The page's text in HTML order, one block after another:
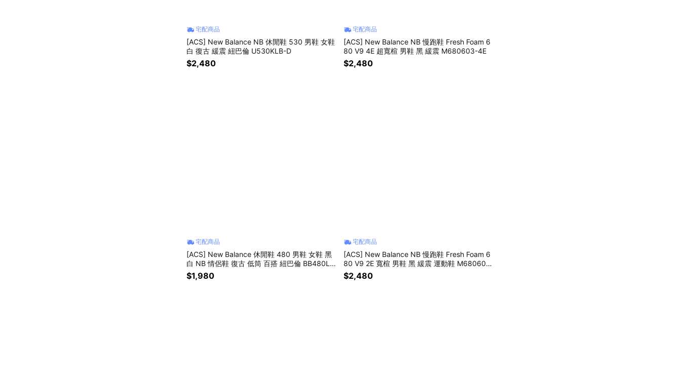
宅配商品
[ACS] New Balance NB 休閒鞋 530 男鞋 女鞋
白 復古 緩震 紐巴倫 U530KLB-D
$2,480
宅配商品
[ACS] New Balance NB 慢跑鞋 Fresh Foam 6
80 V9 4E 超寬楦 男鞋 黑 緩震 M680603-4E
$2,480
宅配商品
[ACS] New Balance 休閒鞋 480 男鞋 女鞋 黑
白 NB 情侶鞋 復古 低筒 百搭 紐巴倫 BB480LB
A-D
$1,980
宅配商品
[ACS] New Balance NB 慢跑鞋 Fresh Foam 6
80 V9 2E 寬楦 男鞋 黑 緩震 運動鞋 M680603-
2E
$2,480